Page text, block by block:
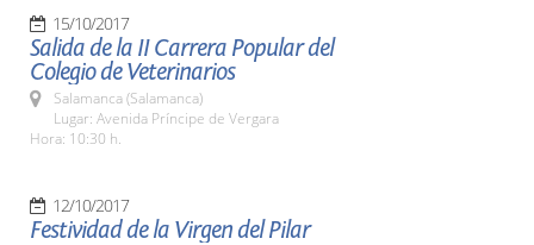
15/10/2017
Salida de la II Carrera Popular del
Colegio de Veterinarios
Salamanca (Salamanca)
Lugar: Avenida Príncipe de Vergara
Hora: 10:30 h.
12/10/2017
Festividad de la Virgen del Pilar